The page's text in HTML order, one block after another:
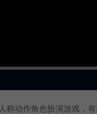
动作角色扮演游戏，